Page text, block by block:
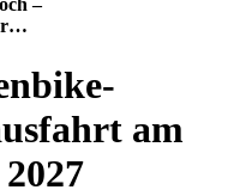
–
am